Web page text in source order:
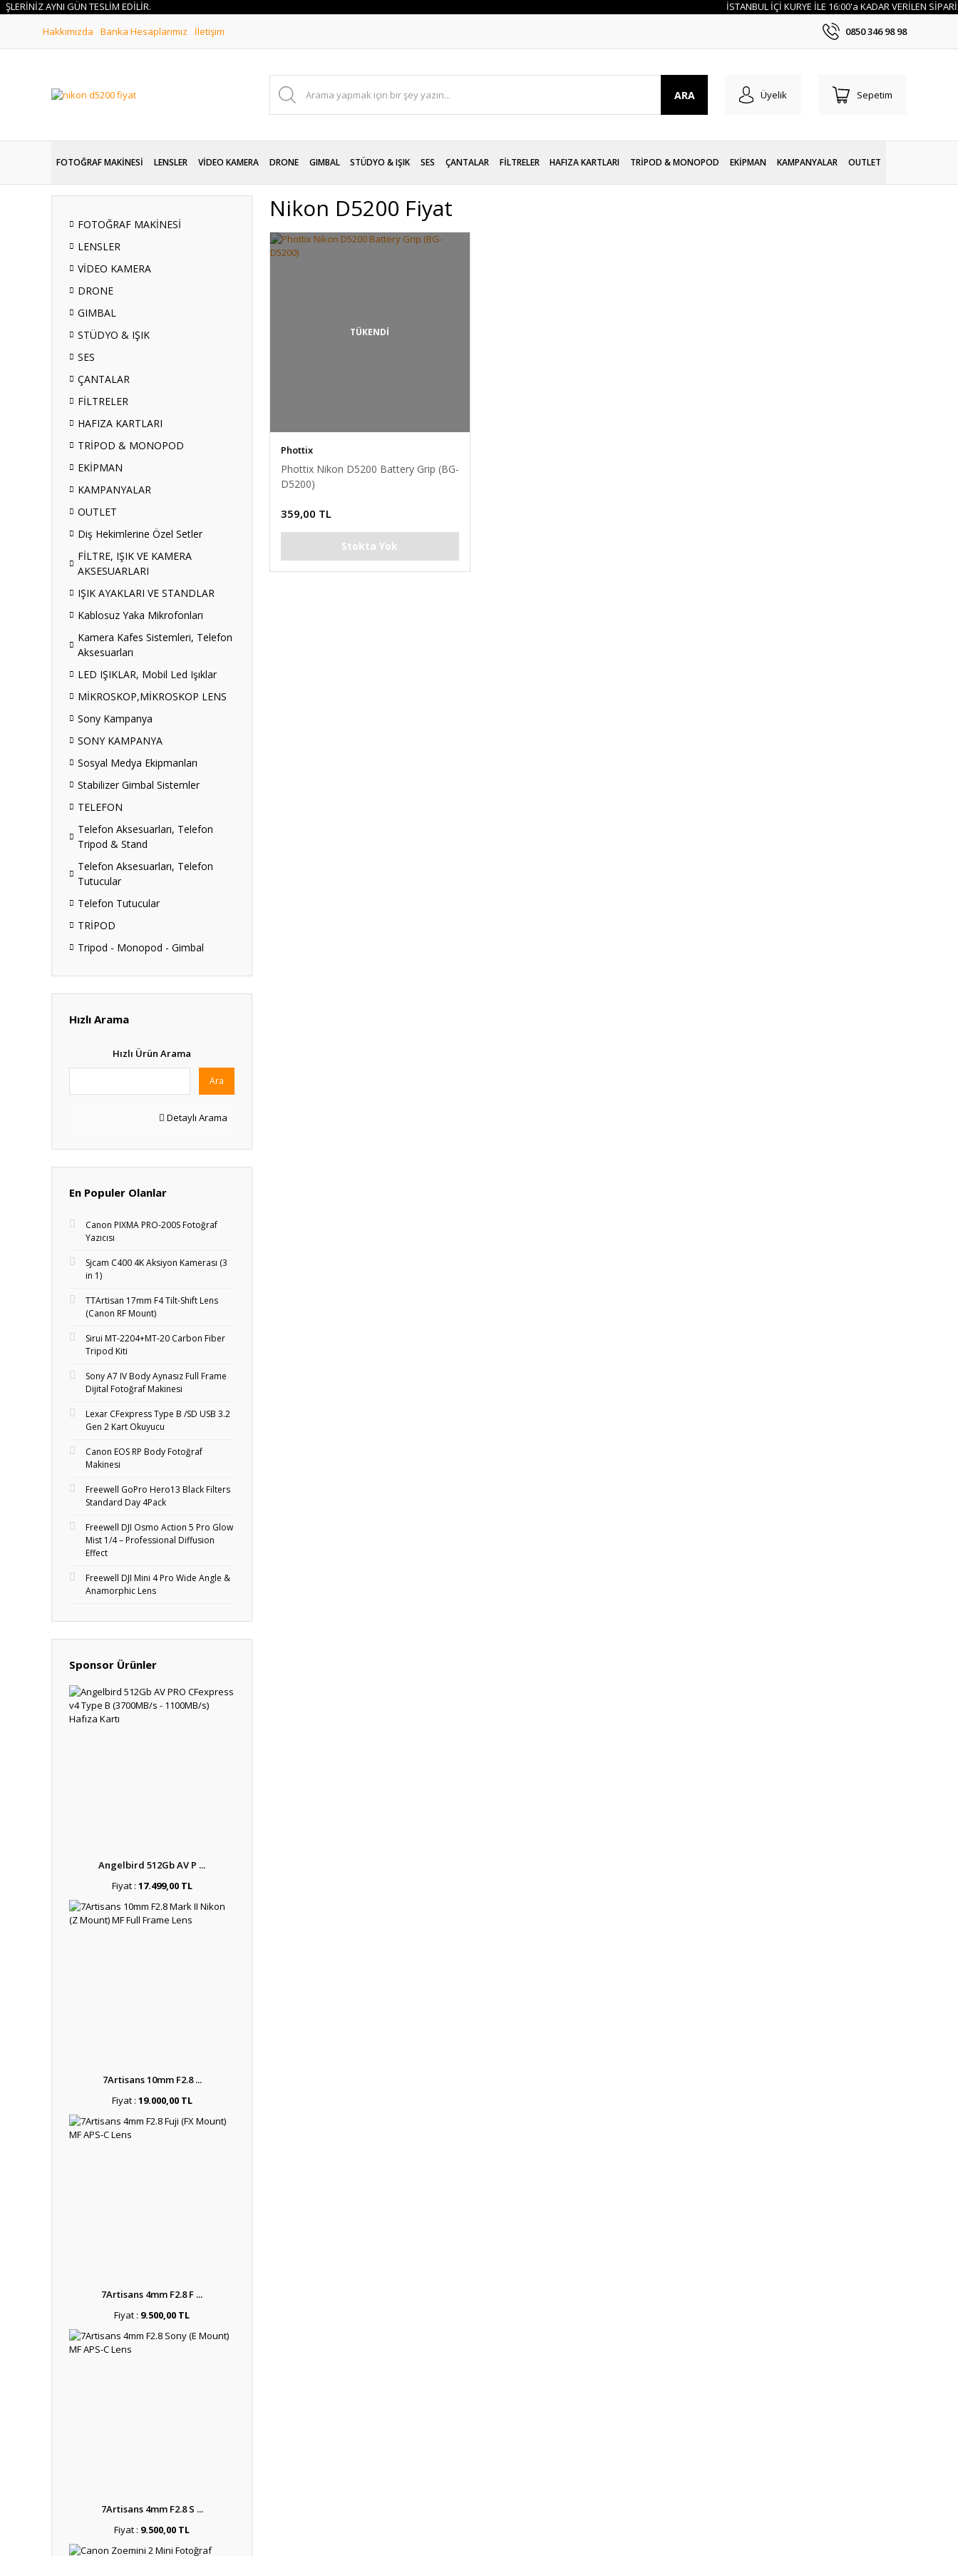
AYNI GÜN TESLİM EDİLİR.
İSTANBUL İÇİ KURYE İLE 16:00'a KADAR VERİLEN
Hakkımızda
Banka Hesaplarımız İletişim 0850 346 98 98
ARA Üyelik Sepetim
FOTOĞRAF MAKİNESİ LENSLER VİDEO KAMERA DRONE GIMBAL STÜDYO & IŞIK SES ÇANTALAR FİLTRELER HAFIZA KARTLARI TRİPOD & MONOPOD EKİPMAN KAMPANYALAR OUTLET
FOTOĞRAF MAKİNESİ
LENSLER
VİDEO KAMERA
DRONE
GIMBAL
STÜDYO & IŞIK
SES
ÇANTALAR
FİLTRELER
HAFIZA KARTLARI
TRİPOD & MONOPOD
EKİPMAN
KAMPANYALAR
OUTLET
Diş Hekimlerine Özel Setler
FİLTRE, IŞIK VE KAMERA
AKSESUARLARI
IŞIK AYAKLARI VE STANDLAR
Kablosuz Yaka Mikrofonları
Kamera Kafes Sistemleri, Telefon
Aksesuarları
LED IŞIKLAR, Mobil Led Işıklar
MİKROSKOP,MİKROSKOP LENS
Sony Kampanya
SONY KAMPANYA
Sosyal Medya Ekipmanları
Stabilizer Gimbal Sistemler
TELEFON
Telefon Aksesuarları, Telefon
Tripod & Stand
Telefon Aksesuarları, Telefon
Tutucular
Telefon Tutucular
TRİPOD
Tripod - Monopod - Gimbal
Hızlı Arama
Hızlı Ürün Arama
Ara
Detaylı Arama
En Populer Olanlar
Canon PIXMA PRO-200S Fotoğraf
Yazıcısı
Sjcam C400 4K Aksiyon Kamerası (3
in 1)
TTArtisan 17mm F4 Tilt-Shift Lens
(Canon RF Mount)
Sirui MT-2204+MT‑20 Carbon Fiber
Tripod Kiti
Sony A7 IV Body Aynasız Full Frame
Dijital Fotoğraf Makinesi
Lexar CFexpress Type B /SD USB 3.2
Gen 2 Kart Okuyucu
Canon EOS RP Body Fotoğraf
Makinesi
Freewell GoPro Hero13 Black Filters
Standard Day 4Pack
Freewell DJI Osmo Action 5 Pro Glow
Mist 1/4 – Professional Diffusion
Effect
Freewell DJI Mini 4 Pro Wide Angle &
Anamorphic Lens
Sponsor Ürünler
Angelbird 512Gb AV P ...
Fiyat : 17.499,00 TL
7Artisans 10mm F2.8 ...
Fiyat : 19.000,00 TL
7Artisans 4mm F2.8 F ...
Fiyat : 9.500,00 TL
7Artisans 4mm F2.8 S ...
Fiyat : 9.500,00 TL
Nikon D5200 Fiyat
TÜKENDİ
Phottix
Phottix Nikon D5200 Battery Grip (BG-
D5200)
359,00 TL
Stokta Yok